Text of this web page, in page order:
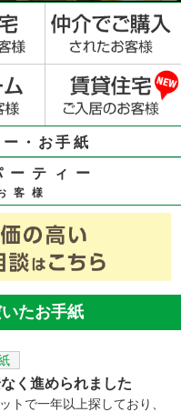
・お手紙
ーティー
客様
たお手紙
く進められました
トで一年以上探しており、